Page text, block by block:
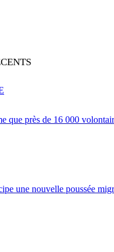
que près de 16 000
une nouvelle poussée